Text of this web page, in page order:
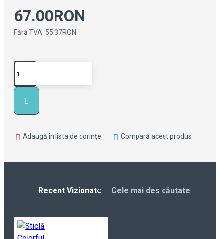
67.00RON
Fără TVA: 55.37RON
Adaugă în lista de dorințe Compară acest produs
Recent Vizionate Cele mai des căutate